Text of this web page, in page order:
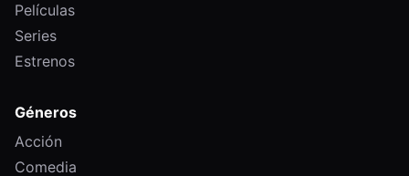
Películas
Series
Estrenos
Géneros
Acción
Comedia